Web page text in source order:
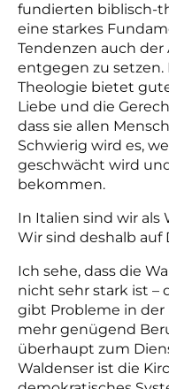
fundierten biblisch-
eine starkes
Tendenzen auch
entgegen zu setzen.
Theologie bietet
Liebe und die
dass sie allen
Schwierig wird es,
geschwächt wird
bekommen.
In Italien sind wir als
Wir sind deshalb auf
Ich sehe, dass die
nicht sehr stark ist –
gibt Probleme in
mehr genügend
überhaupt zum
Waldenser ist die